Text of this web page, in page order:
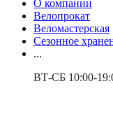
О компании
Велопрокат
Веломастерская
Сезонное
...
ВТ-СБ 10:00-